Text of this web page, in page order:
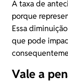
A taxa de
porque
Essa
que pode
Vale a